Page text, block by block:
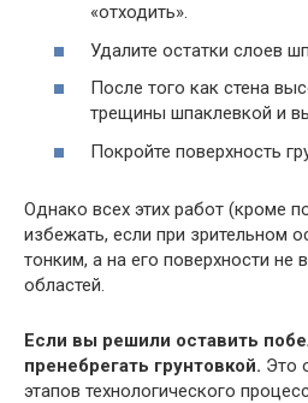
«отходить».
Удалите остатки слоев
После того как стена
трещины шпаклевкой и
Покройте поверхность
Однако всех этих работ (кроме
избежать, если при зрительном
тонким, а на его поверхности
областей.
Если вы решили оставить
пренебрегать грунтовкой. Это
этапов технологического